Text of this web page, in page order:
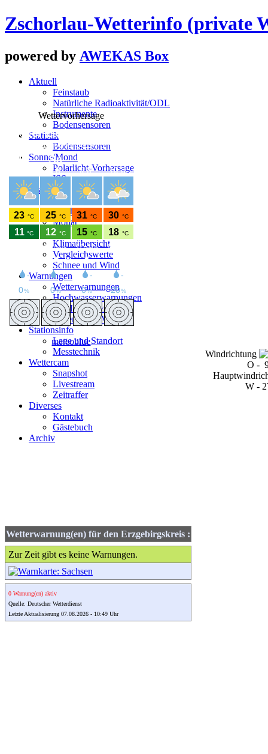
Zschorlau-Wetterinfo (private
powered by AWEKAS Box
Aktuell
Feinstaub
Natürliche Radioaktivität/ODL
Instrumente
Bodensensoren
Statistik
Bodensensoren
Sonne/Mond
Polarlicht-Vorhersage
ISS
Grafiken
Tag
Woche
Monat
Jahr
Klimaübersicht
Vergleichswerte
Schnee und Wind
Warnungen
Wetterwarnungen
Hochwasserwarnungen
Waldbrandgefahr
Pollenflug/UV-Index
Stationsinfo
Lage und Standort
Messtechnik
Wettercam
Snapshot
Livestream
Zeitraffer
Diverses
Kontakt
Gästebuch
Archiv
Wettervorhersage
meteoblue
Windrichtung
O -
W -
Wetterwarnung(en) für den Erzgebirgskreis :
Zur Zeit gibt es keine Warnungen.
0 Warnung(en) aktiv
Quelle: Deutscher Wetterdienst
Letzte Aktualisierung 07.08.2026 - 10:49 Uhr